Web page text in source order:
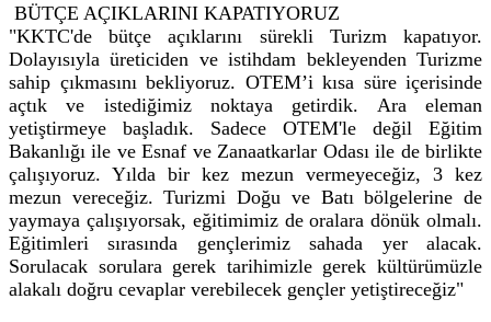
BÜTÇE AÇIKLARINI KAPATIYORUZ
"KKTC'de bütçe açıklarını sürekli Turizm kapatıyor.
Dolayısıyla üreticiden ve istihdam bekleyenden Turizme
sahip çıkmasını bekliyoruz. OTEM’i kısa süre içerisinde
açtık ve istediğimiz noktaya getirdik. Ara eleman
yetiştirmeye başladık. Sadece OTEM'le değil Eğitim
Bakanlığı ile ve Esnaf ve Zanaatkarlar Odası ile de birlikte
çalışıyoruz. Yılda bir kez mezun vermeyeceğiz, 3 kez
mezun vereceğiz. Turizmi Doğu ve Batı bölgelerine de
yaymaya çalışıyorsak, eğitimimiz de oralara dönük olmalı.
Eğitimleri sırasında gençlerimiz sahada yer alacak.
Sorulacak sorulara gerek tarihimizle gerek kültürümüzle
alakalı doğru cevaplar verebilecek gençler yetiştireceğiz"